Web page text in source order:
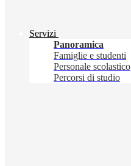
Servizi
Panoramica
Famiglie e studenti
Personale scolastico
Percorsi di studio